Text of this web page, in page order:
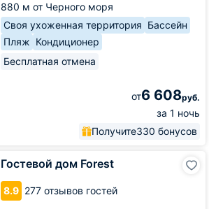
880 м от Черного моря
Своя ухоженная территория Бассейн
Пляж Кондиционер
Бесплатная отмена
от6 608руб.
за 1 ночь
Получите330 бонусов
Гостевой дом Forest
8.9 277 отзывов гостей